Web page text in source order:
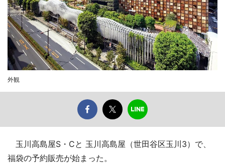
外観
玉川高島屋S・Cと 玉川高島屋（世田谷区玉川3）で、
福袋の予約販売が始まった。